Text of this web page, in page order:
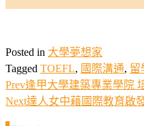
Posted in 大學夢想家
Tagged TOEFL, 國際溝通, 留
Prev逢甲大學建築專業學院
Next達人女中藉國際教育啟